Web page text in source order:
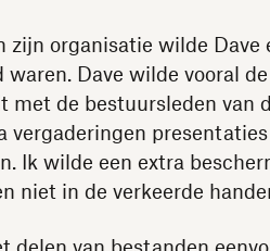
zijn organisatie wilde Dave
Dave wilde vooral
met de bestuursleden van
vergaderingen
Ik wilde een extra
niet in de verkeerde